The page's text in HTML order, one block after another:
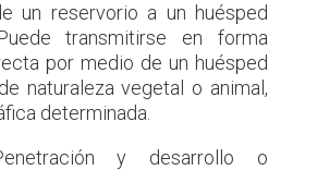
un reservorio a un huésped
transmitirse en forma
por medio de un huésped
naturaleza vegetal o animal,
determinada.
y desarrollo o